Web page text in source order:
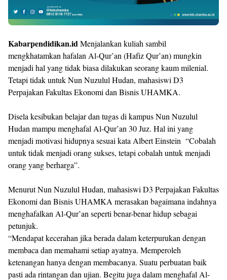
Kabarpendidikan.idMenjalankan kuliah sambil
mengkhatamkan hafalan Al-Qur’an (Hafiz Qur’an) mungkin
menjadi hal yang tidak biasa dilakukan seorang kaum milenial.
Tetapi tidak untuk Nun Nuzulul Hudan, mahasiswi D3
Perpajakan Fakultas Ekonomi dan Bisnis UHAMKA.
Disela kesibukan belajar dan tugas di kampus Nun Nuzulul
Hudan mampu menghafal Al-Qur’an 30 Juz. Hal ini yang
menjadi motivasi hidupnya sesuai kata Albert Einstein “Cobalah
untuk tidak menjadi orang sukses, tetapi cobalah untuk menjadi
orang yang berharga”.
Menurut Nun Nuzulul Hudan, mahasiswi D3 Perpajakan Fakultas
Ekonomi dan Bisnis UHAMKA merasakan bagaimana indahnya
menghafalkan Al-Qur’an seperti benar-benar hidup sebagai
petunjuk.
“Mendapat kecerahan jika berada dalam keterpurukan dengan
membaca dan memahami setiap ayatnya. Memperoleh
ketenangan hanya dengan membacanya. Suatu perbuatan baik
pasti ada rintangan dan ujian. Begitu juga dalam menghafal Al-